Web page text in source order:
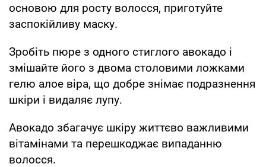
основою для росту волосся, приготуйте
заспокійливу маску.
Зробіть пюре з одного стиглого авокадо і
змішайте його з двома столовими ложками
гелю алое віра, що добре знімає подразнення
шкіри і видаляє лупу.
Авокадо збагачує шкіру життєво важливими
вітамінами та перешкоджає випаданню
волосся.